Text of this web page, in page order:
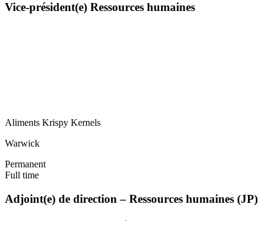
Vice-président(e) Ressources humaines
Aliments Krispy Kernels
Warwick
Permanent
Full time
Adjoint(e) de direction – Ressources humaines (JP)